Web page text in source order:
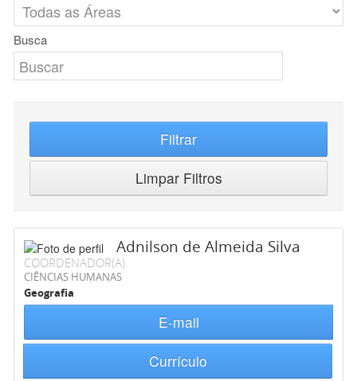
Busca
Filtrar
Limpar Filtros
Adnilson de Almeida Silva
COORDENADOR(A)
CIÊNCIAS HUMANAS
Geografia
E-mail
Currículo